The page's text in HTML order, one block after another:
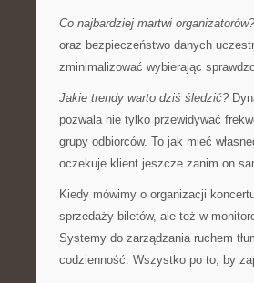
Co najbardziej martwi organizatorów?
oraz bezpieczeństwo danych
zminimalizować wybierając
Jakie trendy warto dziś śledzić?
pozwala nie tylko przewidywać
grupy odbiorców. To jak mieć
oczekuje klient jeszcze zanim on
Kiedy mówimy o organizacji
sprzedaży biletów, ale też w
Systemy do zarządzania ruchem
codzienność. Wszystko po to, by